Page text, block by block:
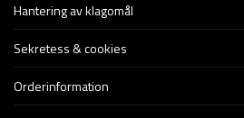
Hantering av klagomål
Sekretess & cookies
Orderinformation